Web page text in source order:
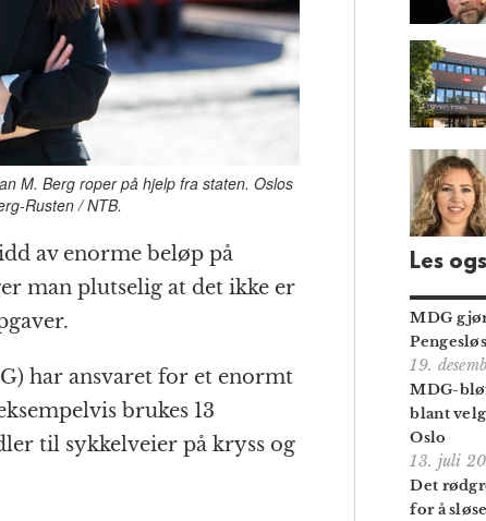
M. Berg roper på hjelp fra staten. Oslos
Rusten / NTB.
av enorme beløp på
man plutselig at det ikke er
har ansvaret for et enormt
brukes 13
til sykkelveier på kryss og
Les
MDG
19.
MDG-
blant
Oslo
13. juli
Det
for å